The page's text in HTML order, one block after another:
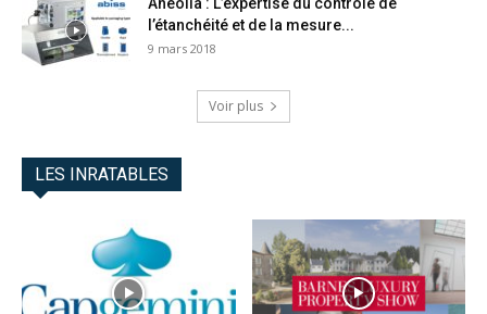
Anéolia : L’expertise du contrôle de
l’étanchéité et de la mesure...
9 mars 2018
Voir plus
LES INRATABLES